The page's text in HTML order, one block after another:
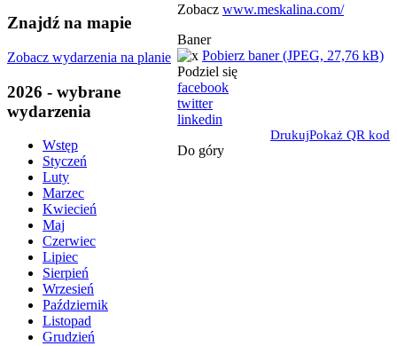
Znajdź na mapie
Zobacz wydarzenia na planie
2026 - wybrane
wydarzenia
Wstęp
Styczeń
Luty
Marzec
Kwiecień
Maj
Czerwiec
Lipiec
Sierpień
Wrzesień
Październik
Listopad
Grudzień
Zobacz www.meskalina.com/
Baner
Pobierz baner (JPEG, 27,76 kB)
Podziel się
facebook
twitter
linkedin
DrukujPokaż QR kod
Do góry